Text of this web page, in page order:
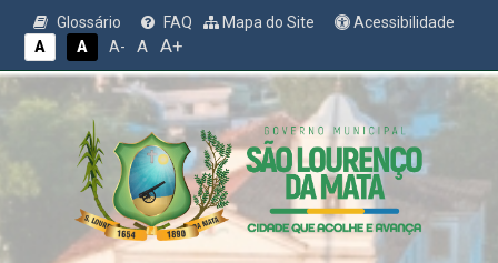
Glossário FAQ Mapa do Site
Acessibilidade
A
A A- A A+